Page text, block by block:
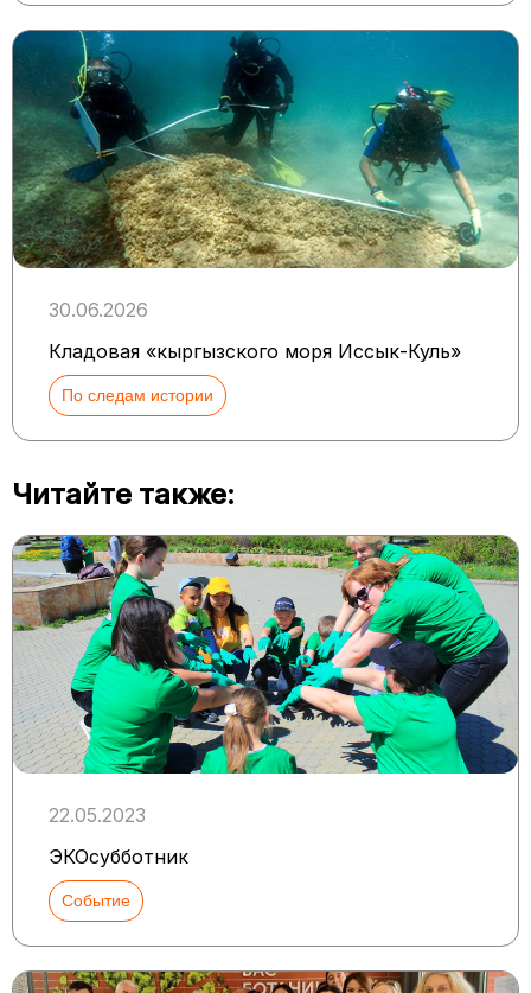
30.06.2026
Кладовая «кыргызского моря Иссык-Куль»
По следам истории
Читайте также:
22.05.2023
ЭКОсубботник
Событие